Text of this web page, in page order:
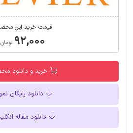
قیمت خرید این
۹۲,۰۰۰ تومان
خرید و دانلود
دانلود رایگان
دانلود مقاله